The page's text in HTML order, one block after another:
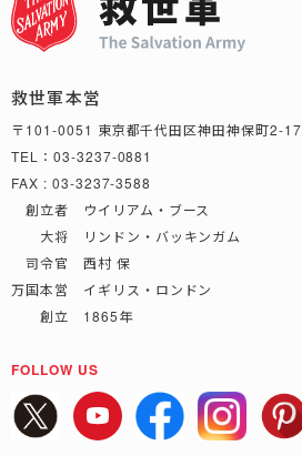
救世軍本営
〒101-0051 東京都千代田区神田神保町2-17
TEL：03-3237-0881
FAX : 03-3237-3588
創立者 ウイリアム・ブース
大将 リンドン・バッキンガム
司令官 西村 保
万国本営 イギリス・ロンドン
創立 1865年
FOLLOW US